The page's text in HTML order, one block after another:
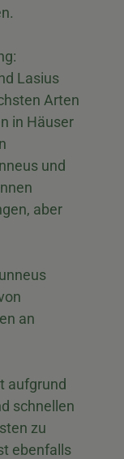
Lasius
Arten
in Häuser
und
aber
an
aufgrund
schnellen
zu
ebenfalls